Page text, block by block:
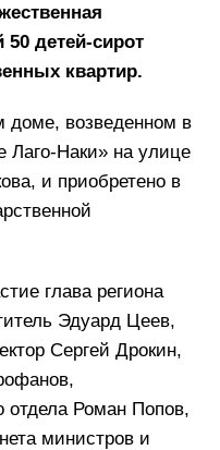
детей-сирот
квартир.
доме, возведенном в
Лаго-Наки» на улице
и приобретено в
глава региона
Эдуард Цеев,
Сергей Дрокин,
отдела Роман Попов,
министров и